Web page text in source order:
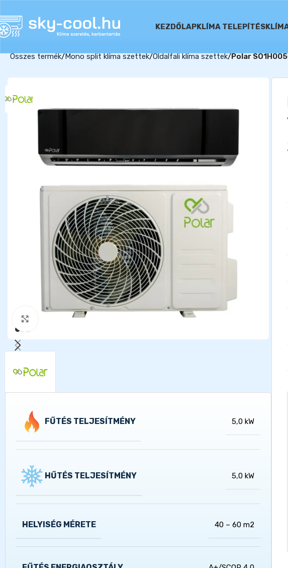
KEZDŐLAPKLÍMA TELEPÍTÉS
Összes termék Mono split klíma szettek Oldalfali klíma szettek Polar
Kattints a nagyításhoz
FŰTÉS TELJESÍTMÉNY 5,0 kW
HŰTÉS TELJESÍTMÉNY 5,0 kW
HELYISÉG MÉRETE 40 – 60 m2